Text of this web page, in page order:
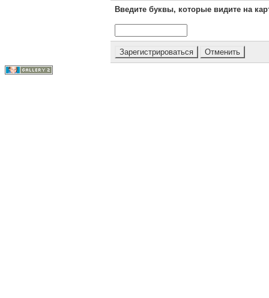
Введите буквы, которые видите на